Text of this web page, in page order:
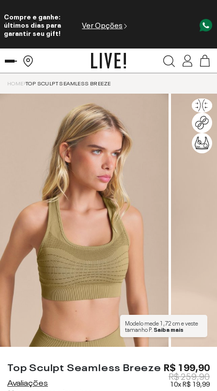
Compre e ganhe:
últimos dias para
garantir seu gift!
Ver Opções
HOME TOP SCULPT SEAMLESS BREEZE
Modelo mede1,72 cme veste
tamanhoP. Saiba mais
Top Sculpt Seamless Breeze
Avaliações
R$ 199,90
R$ 259,90
10xR$ 19,99